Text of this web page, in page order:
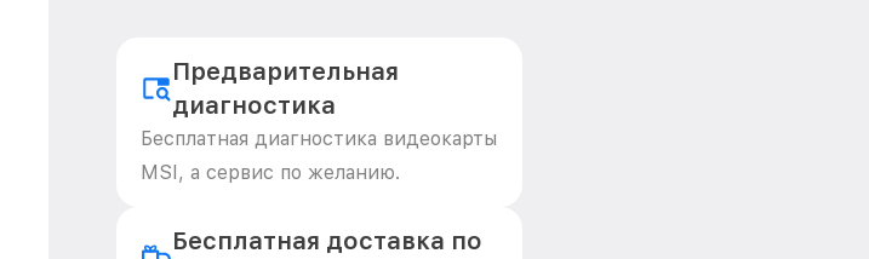
Предварительная
диагностика
Бесплатная диагностика видеокарты
MSI, а сервис по желанию.
Бесплатная доставка по